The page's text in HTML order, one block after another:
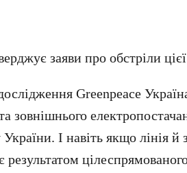
заяви про обстріли
Greenpeace
зовнішнього
І навіть якщо лінія й
цілеспрямованого